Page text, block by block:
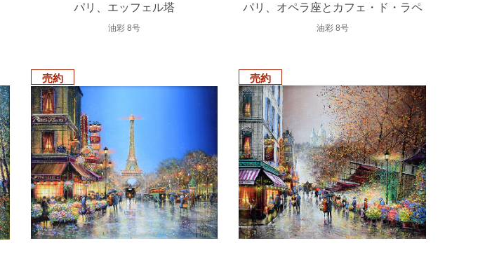
パリ、エッフェル塔
油彩 8号
パリ、オペラ座とカフェ・ド・ラペ
油彩 8号
売約 売約